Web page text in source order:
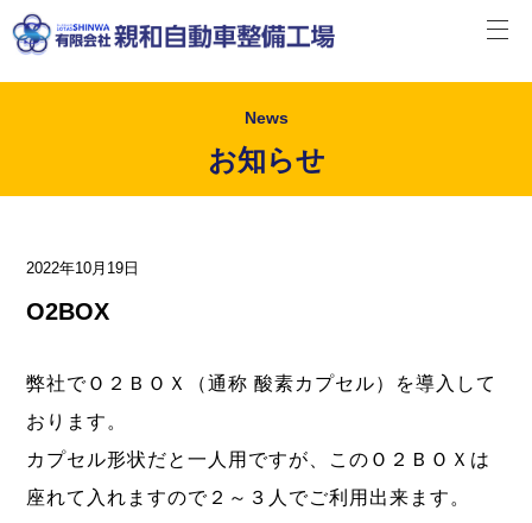
News
お知らせ
2022年10月19日
O2BOX
弊社でＯ２ＢＯＸ（通称 酸素カプセル）を導入して
おります。
カプセル形状だと一人用ですが、このＯ２ＢＯＸは
座れて入れますので２～３人でご利用出来ます。